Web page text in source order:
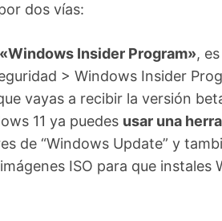
dos vías:
Insider Program»,
> Windows Insider
vayas a recibir la versión
11 ya puedes usar una
de “Windows Update” y
ISO para que instales